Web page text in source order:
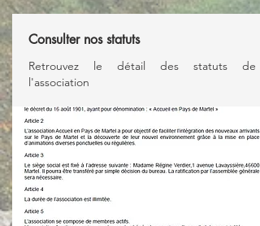
Consulter nos statuts
Retrouvez le détail des statuts de
l'association